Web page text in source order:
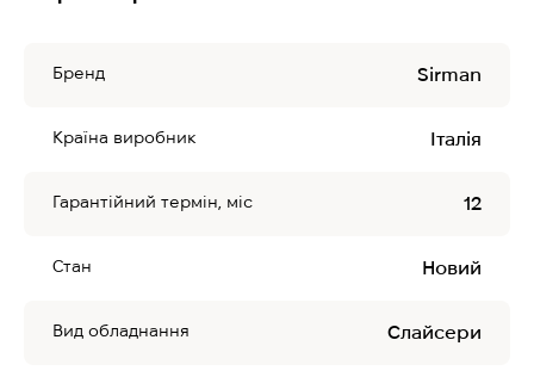
Бренд Sirman
Країна виробник Італія
Гарантійний термін, міс 12
Стан Новий
Вид обладнання Слайсери